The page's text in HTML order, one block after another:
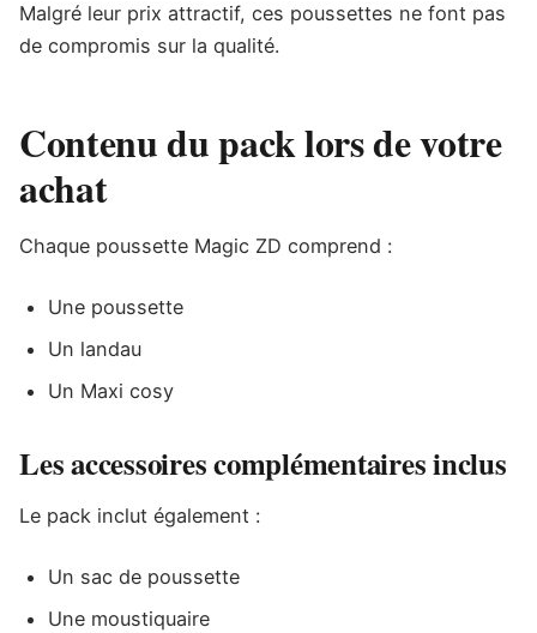
Malgré leur prix attractif, ces poussettes ne font pas
de compromis sur la qualité.
Contenu du pack lors de votre
achat
Chaque poussette Magic ZD comprend :
Une poussette
Un landau
Un Maxi cosy
Les accessoires complémentaires inclus
Le pack inclut également :
Un sac de poussette
Une moustiquaire